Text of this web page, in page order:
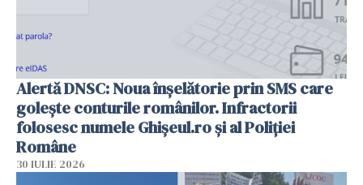
Alertă DNSC: Noua înșelătorie prin SMS care
golește conturile românilor. Infractorii
folosesc numele Ghișeul.ro și al Poliției
Române
30 IULIE 2026